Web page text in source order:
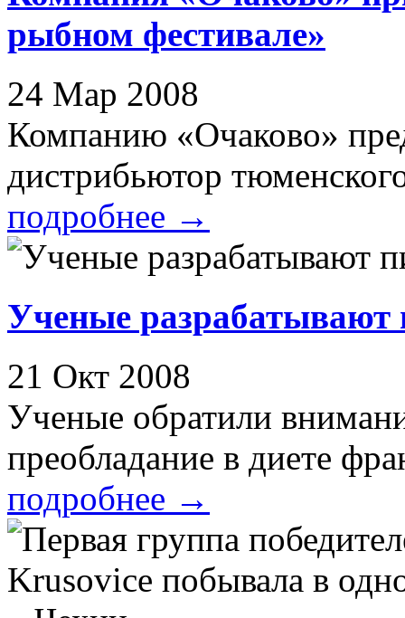
рыбном фестивале»
24 Мар 2008
Компанию «Очаково»
дистрибьютор
подробнее →
Ученые разрабатывают
21 Окт 2008
Ученые обратили
преобладание в диете
подробнее →